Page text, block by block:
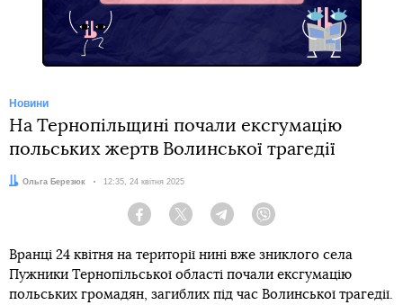
Новини
На Тернопільщині почали ексгумацію
польських жертв Волинської трагедії
Автор:
Ольга Березюк Дата:
12:35, 24 квітня 2025
Facebook Twitter Telegram
Вранці 24 квітня на території нині вже зниклого села
Пужники Тернопільської області почали ексгумацію
польських громадян, загиблих під час Волинської трагедії.